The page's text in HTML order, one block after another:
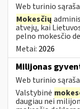
Web turinio
Mokesčių
atvejų, kai
pelno mokesčio
Metai: 2026
Milijonas
Web turinio
Valstybinė
daugiau nei